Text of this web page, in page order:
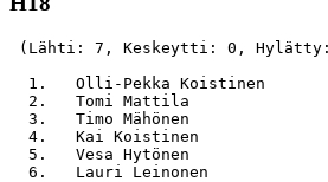
(Lähti: 7, Keskeytti: 0,
1.   Olli-Pekka
2.   Tomi Mattila
3.   Timo Mähönen
4.   Kai Koistinen
5.   Vesa Hytönen
6.   Lauri Leinonen